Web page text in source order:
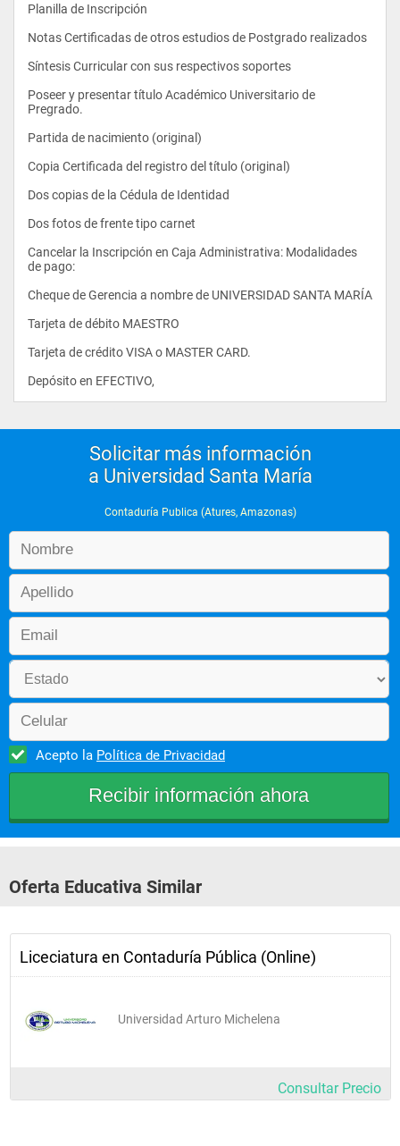
- Contabilidad Intermedia I
- Macroeconomía I
- Estadística III
- Matemáticas Financiera I
- Administración de Empresas I
- Economía Minera y Petrolera
- Contabilidad Intermedia II
- Investigación de Operaciones
- Matemáticas Financiera II
- Administración de Empresas II
- Sistemas de Información Gerencial
- Auditoria I
- Contabilidad de Costos I
Planilla de Inscripción
Notas Certificadas de otros estudios de Postgrado realizados
Síntesis Curricular con sus respectivos soportes
Poseer y presentar título Académico Universitario de
Pregrado.
Partida de nacimiento (original)
Copia Certificada del registro del título (original)
Dos copias de la Cédula de Identidad
Dos fotos de frente tipo carnet
Cancelar la Inscripción en Caja Administrativa: Modalidades
de pago:
Cheque de Gerencia a nombre de UNIVERSIDAD SANTA MARÍA
Tarjeta de débito MAESTRO
Tarjeta de crédito VISA o MASTER CARD.
Depósito en EFECTIVO,
Solicitar más información
a Universidad Santa María
Contaduría Publica (Atures, Amazonas)
Acepto la Política de Privacidad
Oferta Educativa Similar
Liceciatura en Contaduría Pública (Online)
Universidad Arturo Michelena
Consultar Precio